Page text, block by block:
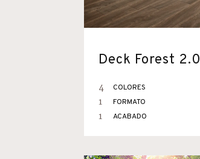
Deck Forest 2.0
4 COLORES
1 FORMATO
1 ACABADO